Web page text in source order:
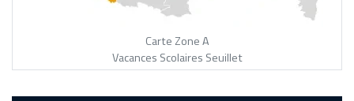
Carte Zone A
Vacances Scolaires Seuillet